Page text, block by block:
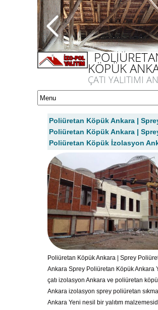
KÖPÜK
ÇATI YALITIMI
Poliüretan Köpük Ankara |
Poliüretan Köpük Ankara |
Poliüretan Köpük İzolasyon
Poliüretan Köpük Ankara | Sprey
Ankara Sprey Poliüretan Köpük Ankara
çatı izolasyon Ankara ve poliüretan
Ankara izolasyon sprey poliüretan
Ankara Yeni nesil bir yalıtım